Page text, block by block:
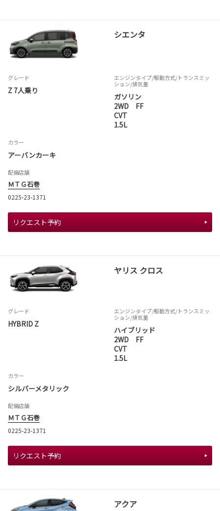
シエンタ
グレード
Z 7人乗り
エンジンタイプ/駆動方式/トランスミッ
ション/排気量
ガソリン
2WD FF
CVT
1.5L
カラー
アーバンカーキ
配備店舗
ＭＴＧ石巻
0225-23-1371
リクエスト予約
ヤリス クロス
グレード
HYBRID Z
エンジンタイプ/駆動方式/トランスミッ
ション/排気量
ハイブリッド
2WD FF
CVT
1.5L
カラー
シルバーメタリック
配備店舗
ＭＴＧ石巻
0225-23-1371
リクエスト予約
アクア